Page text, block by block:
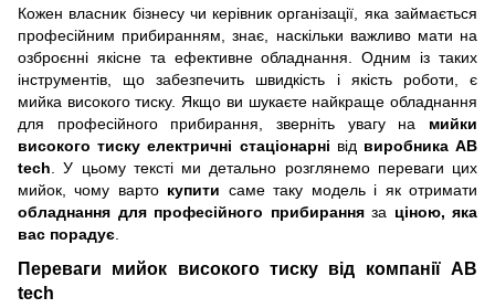
Кожен власник бізнесу чи керівник організації, яка займається
професійним прибиранням, знає, наскільки важливо мати на
озброєнні якісне та ефективне обладнання. Одним із таких
інструментів, що забезпечить швидкість і якість роботи, є
мийка високого тиску. Якщо ви шукаєте найкраще обладнання
для професійного прибирання, зверніть увагу на мийки
високого тиску електричні стаціонарні від виробника AB
tech. У цьому тексті ми детально розглянемо переваги цих
мийок, чому варто купити саме таку модель і як отримати
обладнання для професійного прибиранняза ціною, яка
вас порадує.
Переваги мийок високого тиску від компанії AB
tech